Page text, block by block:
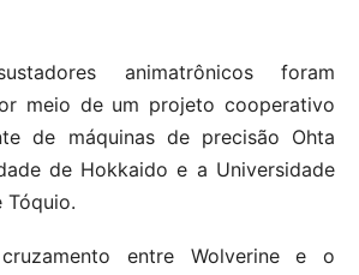
animatrônicos foram
meio de um projeto cooperativo
de máquinas de precisão Ohta
de Hokkaido e a Universidade
Tóquio.
entre Wolverine e o